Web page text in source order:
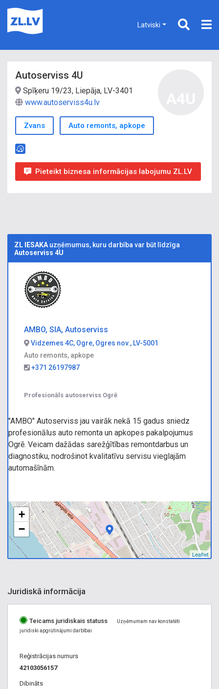
Latviski
Autoserviss 4U
Spīķeru 19/23, Liepāja, LV-3401
www.autoserviss4u.lv
Zvans Auto remonts, apkope
Pieteikt biznesa informācijas labojumu ZL.LV
ZL IESAKA uzņēmumus, kuru darbība var būt līdzīga
Autoserviss 4U
AMBO, SIA, Autoserviss
Vidzemes 4C, Ogre, Ogres nov., LV-5001
Auto remonts, apkope
+371 26197987
Profesionāls autoserviss Ogrē
"AMBO" Autoserviss jau vairāk nekā 15 gadus sniedz
profesionālus auto remonta un apkopes pakalpojumus
Ogrē. Veicam dažādas sarežģītības remontdarbus un
diagnostiku, nodrošinot kvalitatīvu servisu vieglajām
automašīnām.
+
−
Leaflet
Juridiskā informācija
Teicams juridiskais statuss
Uzņēmumam nav konstatēti
juridiski apgrūtinājumi darbībai.
Reģistrācijas numurs
42103056157
Dibināts